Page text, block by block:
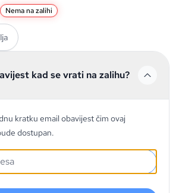
Nema na zalihi
kad se vrati na zalihu?
kratku email obavijest čim ovaj
dostupan.